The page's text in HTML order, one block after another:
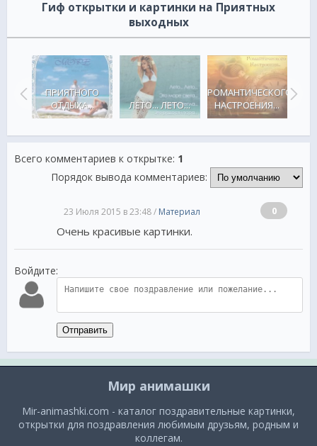
Гиф открытки и картинки на Приятных
выходных
ПРИЯТНОГО
ОТДЫХА...
ЛЕТО... ЛЕТО...
РОМАНТИЧЕСКОГО
НАСТРОЕНИЯ...
Всего комментариев к открытке: 1
Порядок вывода комментариев:
23 Июля 2015 в 23:48 / Материал
Очень красивые картинки.
0
Войдите:
Отправить
Мир анимашки
Mir-animashki.com - каталог поздравительные картинки,
открытки для поздравления любимым друзьям, родным и
коллегам.